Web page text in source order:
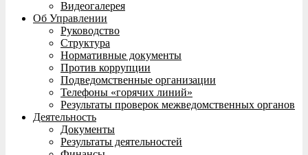
Видеогалерея
Об Управлении
Руководство
Структура
Нормативные документы
Против коррупции
Подведомственные организации
Телефоны «горячих линий»
Результаты проверок межведомственных органов
Деятельность
Документы
Результаты деятельностей